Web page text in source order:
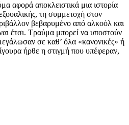
αφορά αποκλειστικά μια ιστορία
τη συμμετοχή στον
βεβαρυμένο από αλκοόλ και
έτσι. Τραύμα μπορεί να υποστούν
σε καθ’ όλα «κανονικές» ή
ήρθε η στιγμή που υπέφεραν,